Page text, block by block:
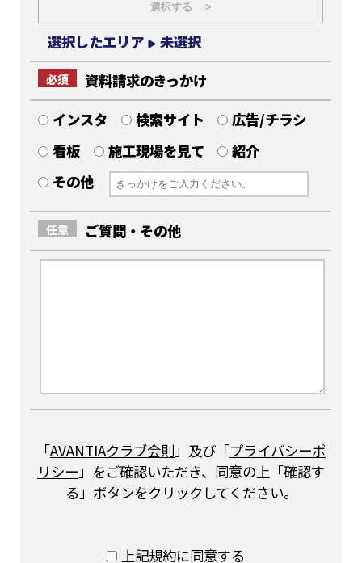
選択する >
選択したエリア ▶ 未選択
必須
資料請求のきっかけ
インスタ
検索サイト
広告/チラシ
看板
施工現場を見て
紹介
その他
任意 ご質問・その他
「AVANTIAクラブ会則 」及び「プライバシーポ
リシー 」をご確認いただき、同意の上「確認す
る」ボタンをクリックしてください。
上記規約に同意する